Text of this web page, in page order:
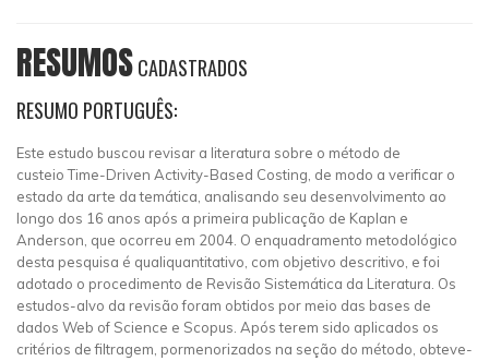
RESUMOSCADASTRADOS
RESUMO PORTUGUÊS:
Este estudo buscou revisar a literatura sobre o método de
custeio Time-Driven Activity-Based Costing, de modo a verificar o
estado da arte da temática, analisando seu desenvolvimento ao
longo dos 16 anos após a primeira publicação de Kaplan e
Anderson, que ocorreu em 2004. O enquadramento metodológico
desta pesquisa é qualiquantitativo, com objetivo descritivo, e foi
adotado o procedimento de Revisão Sistemática da Literatura. Os
estudos-alvo da revisão foram obtidos por meio das bases de
dados Web of Science e Scopus. Após terem sido aplicados os
critérios de filtragem, pormenorizados na seção do método, obteve-